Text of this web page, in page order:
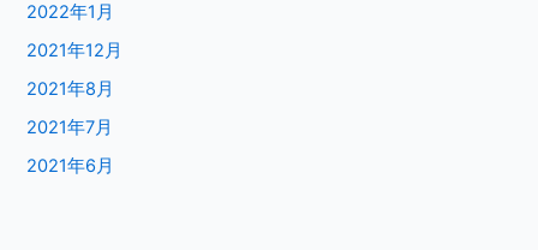
2022年1月
2021年12月
2021年8月
2021年7月
2021年6月